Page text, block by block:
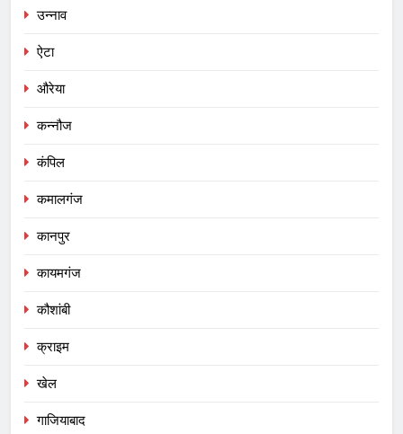
उन्नाव
ऐटा
औरेया
कन्नौज
कंपिल
कमालगंज
कानपुर
कायमगंज
कौशांबी
क्राइम
खेल
गाजियाबाद